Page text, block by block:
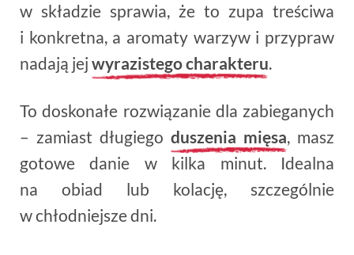
w składzie sprawia, że to zupa treściwa
i konkretna, a aromaty warzyw i przypraw
nadają jej wyrazistego charakteru.
To doskonałe rozwiązanie dla zabieganych
– zamiast długiego duszenia mięsa, masz
gotowe danie w kilka minut. Idealna
na obiad lub kolację, szczególnie
w chłodniejsze dni.